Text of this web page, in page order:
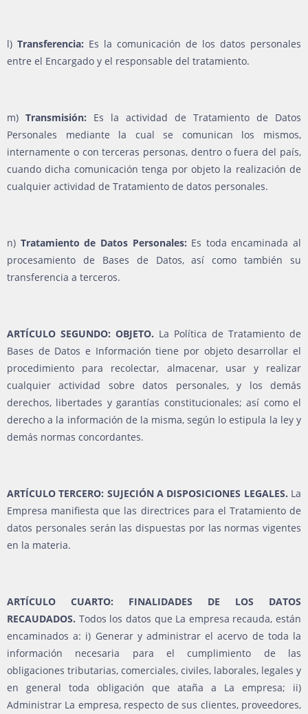
l) Transferencia: Es la comunicación de los datos personales
entre el Encargado y el responsable del tratamiento.
m) Transmisión: Es la actividad de Tratamiento de Datos
Personales mediante la cual se comunican los mismos,
internamente o con terceras personas, dentro o fuera del país,
cuando dicha comunicación tenga por objeto la realización de
cualquier actividad de Tratamiento de datos personales.
n) Tratamiento de Datos Personales: Es toda encaminada al
procesamiento de Bases de Datos, así como también su
transferencia a terceros.
ARTÍCULO SEGUNDO: OBJETO. La Política de Tratamiento de
Bases de Datos e Información tiene por objeto desarrollar el
procedimiento para recolectar, almacenar, usar y realizar
cualquier actividad sobre datos personales, y los demás
derechos, libertades y garantías constitucionales; así como el
derecho a la información de la misma, según lo estipula la ley y
demás normas concordantes.
ARTÍCULO TERCERO: SUJECIÓN A DISPOSICIONES LEGALES. La
Empresa manifiesta que las directrices para el Tratamiento de
datos personales serán las dispuestas por las normas vigentes
en la materia.
ARTÍCULO CUARTO: FINALIDADES DE LOS DATOS
RECAUDADOS. Todos los datos que La empresa recauda, están
encaminados a: i) Generar y administrar el acervo de toda la
información necesaria para el cumplimiento de las
obligaciones tributarias, comerciales, civiles, laborales, legales y
en general toda obligación que ataña a La empresa; ii)
Administrar La empresa, respecto de sus clientes, proveedores,